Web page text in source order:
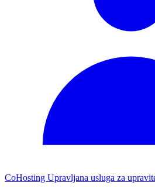
CoHosting Upravljana usluga za